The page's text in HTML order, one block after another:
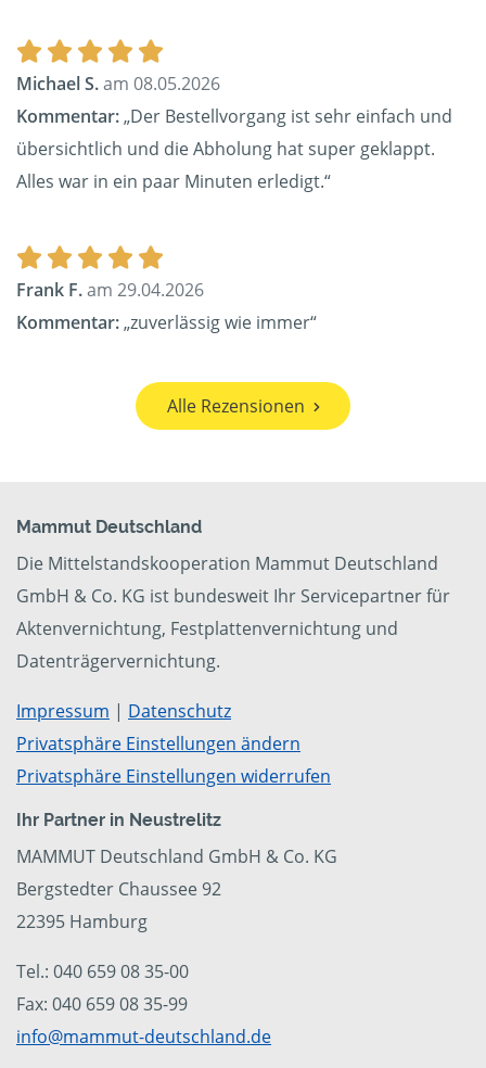
Michael S.am 08.05.2026
Kommentar:„Der Bestellvorgang ist sehr einfach und
übersichtlich und die Abholung hat super geklappt.
Alles war in ein paar Minuten erledigt.“
Frank F.am 29.04.2026
Kommentar:„zuverlässig wie immer“
Alle Rezensionen
Mammut Deutschland
Die Mittelstandskooperation Mammut Deutschland
GmbH & Co. KG ist bundesweit Ihr Servicepartner für
Aktenvernichtung, Festplattenvernichtung und
Datenträgervernichtung.
Impressum | Datenschutz
Privatsphäre Einstellungen ändern
Privatsphäre Einstellungen widerrufen
Ihr Partner in Neustrelitz
MAMMUT Deutschland GmbH & Co. KG
Bergstedter Chaussee 92
22395 Hamburg
Tel.: 040 659 08 35-00
Fax: 040 659 08 35-99
info@mammut-deutschland.de